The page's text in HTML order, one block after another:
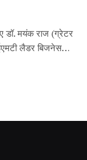
डॉ. मयंक राज (ग्रेटर
लैडर बिजनेस…